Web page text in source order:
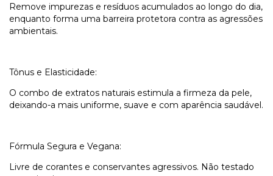
Remove impurezas e resíduos acumulados ao longo do dia,
enquanto forma uma barreira protetora contra as agressões
ambientais.
Tônus e Elasticidade:
O combo de extratos naturais estimula a firmeza da pele,
deixando-a mais uniforme, suave e com aparência saudável.
Fórmula Segura e Vegana:
Livre de corantes e conservantes agressivos. Não testado